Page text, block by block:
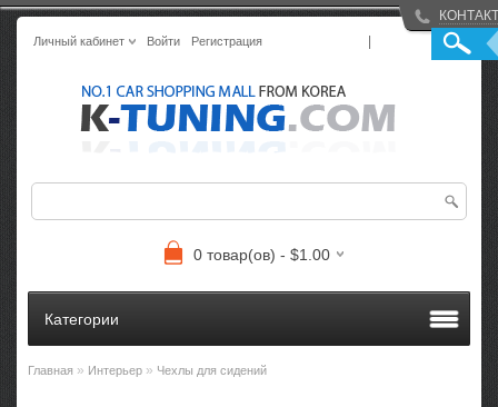
Личный кабинет Войти Регистрация
0 товар(ов) - $1.00
Категории
Главная » Интерьер » Чехлы для сидений